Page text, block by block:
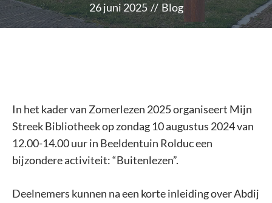
26 juni 2025 // Blog
In het kader van Zomerlezen 2025 organiseert Mijn
Streek Bibliotheek op zondag 10 augustus 2024 van
12.00-14.00 uur in Beeldentuin Rolduc een
bijzondere activiteit: “Buitenlezen”.
Deelnemers kunnen na een korte inleiding over Abdij